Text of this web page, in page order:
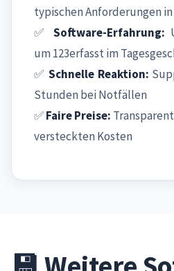
typischen Anforderungen
✅ Software-Erfahrung:
um 123erfasst im
✅ Schnelle Reaktion:
Stunden bei Notfällen
✅Faire Preise:
versteckten Kosten